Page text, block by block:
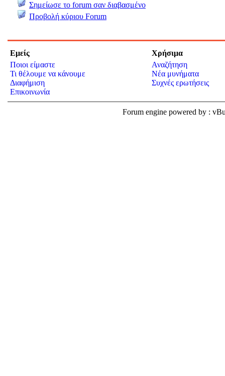
Σημείωσε το forum σαν διαβασμένο
Προβολή κύριου Forum
Εμείς
Ποιοι είμαστε
Τι θέλουμε να κάνουμε
Διαφήμιση
Επικοινωνία
Χρήσιμα
Αναζήτηση
Νέα μυνήματα
Συχνές ερωτήσεις
Forum engine powered by :